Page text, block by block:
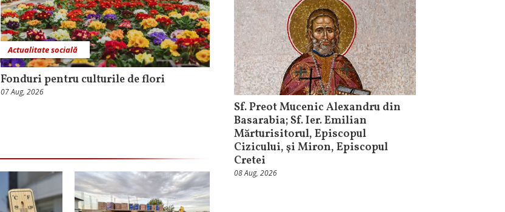
Actualitate socială
Fonduri pentru culturile de flori
07 Aug, 2026
Sf. Preot Mucenic Alexandru din
Basarabia; Sf. Ier. Emilian
Mărturisitorul, Episcopul
Cizicului, şi Miron, Episcopul
Cretei
08 Aug, 2026